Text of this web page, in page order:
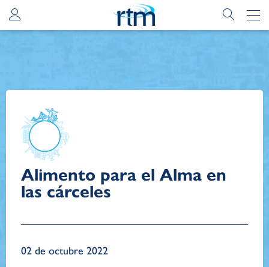
Alimento para el Alma en
las cárceles
02 de octubre 2022